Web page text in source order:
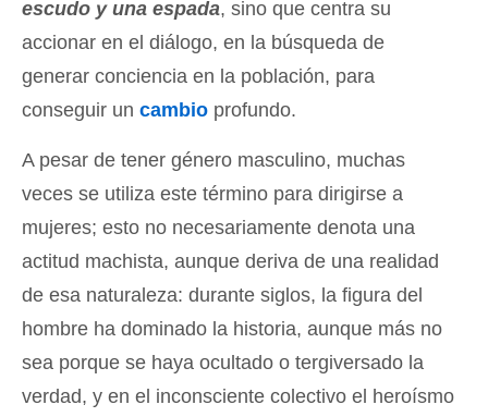
escudo y una espada, sino que centra su
accionar en el diálogo, en la búsqueda de
generar conciencia en la población, para
conseguir un cambio profundo.
A pesar de tener género masculino, muchas
veces se utiliza este término para dirigirse a
mujeres; esto no necesariamente denota una
actitud machista, aunque deriva de una realidad
de esa naturaleza: durante siglos, la figura del
hombre ha dominado la historia, aunque más no
sea porque se haya ocultado o tergiversado la
verdad, y en el inconsciente colectivo el heroísmo